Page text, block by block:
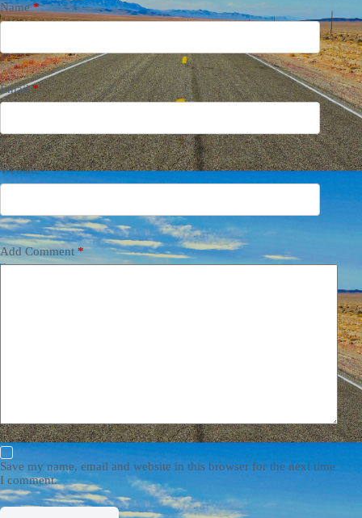
Name*
Email*
Website
Add Comment*
Save my name, email and website in this browser for the next time
I comment.